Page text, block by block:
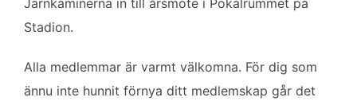
o
k
e
n
Stadion.
Alla medlemmar är varmt välkomna. För dig som
ännu inte hunnit förnya ditt medlemskap går det